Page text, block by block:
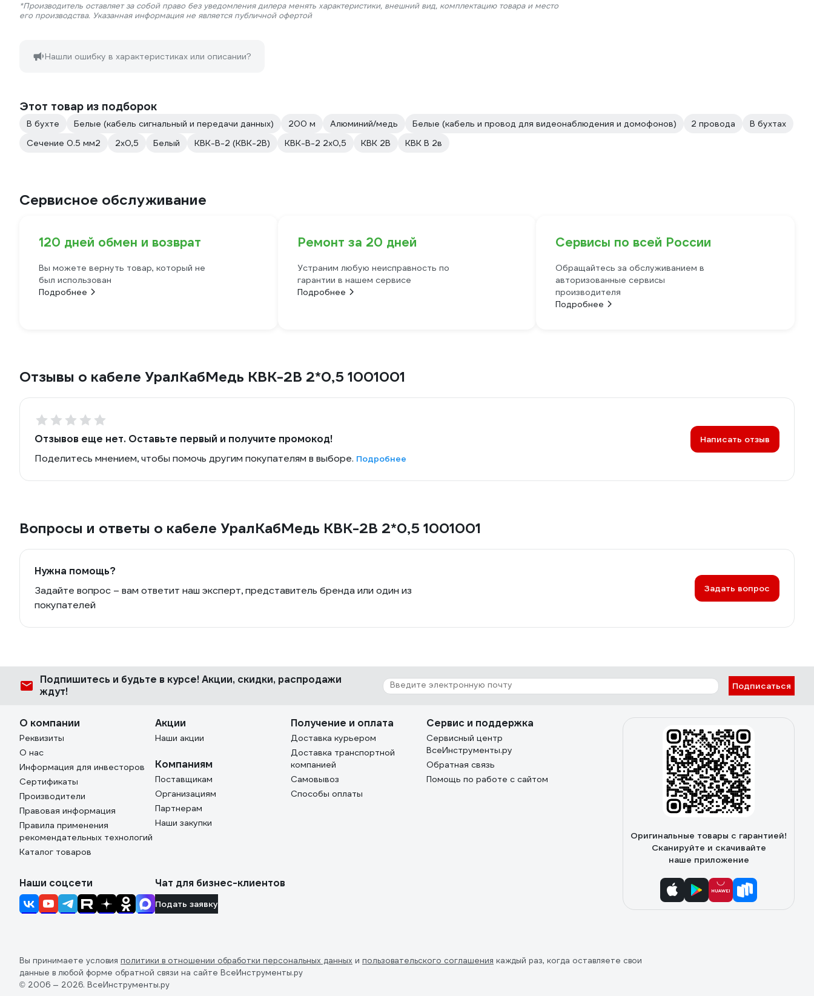
*Производитель оставляет за собой право без уведомления дилера менять характеристики, внешний вид, комплектацию товара и место
его производства. Указанная информация не является публичной офертой
Нашли ошибку в характеристиках или описании?
Этот товар из подборок
В бухте Белые (кабель сигнальный и передачи данных) 200 м Алюминий/медь Белые (кабель и провод для видеонаблюдения и домофонов) 2 провода
В бухтах
Сечение 0.5 мм2
2х0,5 Белый КВК-В-2 (КВК-2В) КВК-В-2 2х0,5 КВК 2В КВК В 2в
Сервисное обслуживание
120 дней обмен и возврат
Вы можете вернуть товар, который не
был использован
Подробнее
Ремонт за 20 дней
Устраним любую неисправность по
гарантии в нашем сервисе
Подробнее
Сервисы по всей России
Обращайтесь за обслуживанием в
авторизованные сервисы
производителя
Подробнее
Отзывы о кабеле УралКабМедь КВК-2В 2*0,5 1001001
Отзывов еще нет. Оставьте первый и получите промокод!
Поделитесь мнением, чтобы помочь другим покупателям в выборе. Подробнее
Написать отзыв
Вопросы и ответы о кабеле УралКабМедь КВК-2В 2*0,5 1001001
Нужна помощь?
Задайте вопрос – вам ответит наш эксперт, представитель бренда или один из
покупателей
Задать вопрос
Подпишитесь и будьте в курсе! Акции, скидки, распродажи
ждут!
Подписаться
О компании
Реквизиты
О нас
Информация для инвесторов
Сертификаты
Производители
Правовая информация
Правила применения
рекомендательных технологий
Каталог товаров
Акции
Наши акции
Компаниям
Поставщикам
Организациям
Партнерам
Наши закупки
Получение и оплата
Доставка курьером
Доставка транспортной
компанией
Самовывоз
Способы оплаты
Сервис и поддержка
Сервисный центр
ВсеИнструменты.ру
Обратная связь
Помощь по работе с сайтом
Оригинальные товары с гарантией!
Сканируйте и скачивайте
наше приложение
Наши соцсети Чат для бизнес-клиентов
Подать заявку
Вы принимаете условия политики в отношении обработки персональных данных и пользовательского соглашения каждый раз, когда оставляете свои
данные в любой форме обратной связи на сайте ВсеИнструменты.ру
© 2006 — 2026. ВсеИнструменты.ру